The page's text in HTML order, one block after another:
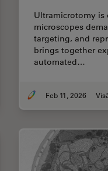
Developments and Trends of
Ultramicrotomy is
microscopes
targeting, and
brings together
automated…
Feb 11, 2026